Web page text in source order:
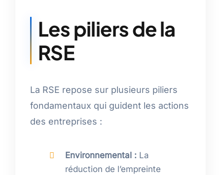
Les piliers de la
RSE
La RSE repose sur plusieurs piliers
fondamentaux qui guident les actions
des entreprises :
Environnemental :La
réduction de l’empreinte